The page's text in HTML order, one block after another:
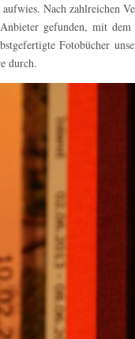
Nach zahlreichen
gefunden, mit
Fotobücher
durch.